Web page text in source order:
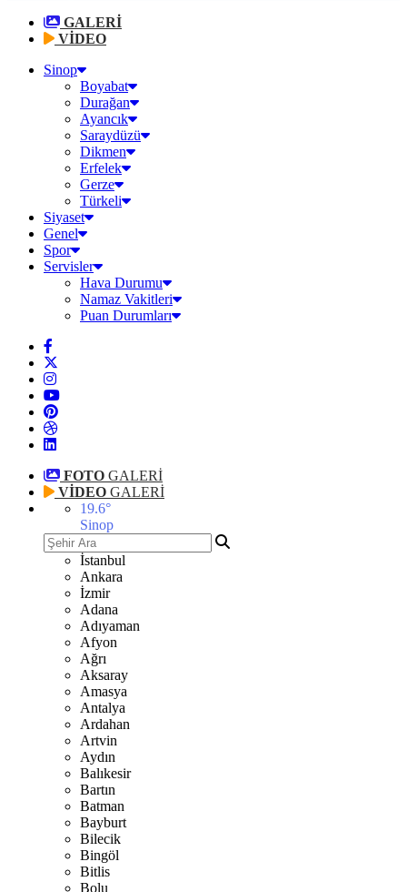
GALERİ
VİDEO
Sinop
Boyabat
Durağan
Ayancık
Saraydüzü
Dikmen
Erfelek
Gerze
Türkeli
Siyaset
Genel
Spor
Servisler
Hava Durumu
Namaz Vakitleri
Puan Durumları
FOTO GALERİ
VİDEO GALERİ
19.6°
Sinop
İstanbul
Ankara
İzmir
Adana
Adıyaman
Afyon
Ağrı
Aksaray
Amasya
Antalya
Ardahan
Artvin
Aydın
Balıkesir
Bartın
Batman
Bayburt
Bilecik
Bingöl
Bitlis
Bolu